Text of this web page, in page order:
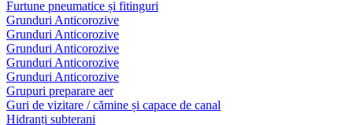
Furtune pneumatice și fitinguri
Grunduri Anticorozive
Grunduri Anticorozive
Grunduri Anticorozive
Grunduri Anticorozive
Grunduri Anticorozive
Grupuri preparare aer
Guri de vizitare / cămine și capace de canal
Hidranți subterani